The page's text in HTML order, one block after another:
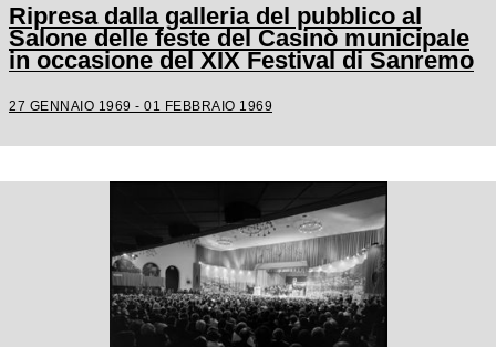
Ripresa dalla galleria del pubblico al
Salone delle feste del Casinò municipale
in occasione del XIX Festival di Sanremo
27 GENNAIO 1969 - 01 FEBBRAIO 1969